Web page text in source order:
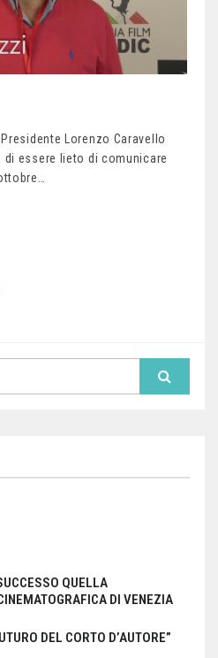
Lorenzo Caravello
di essere lieto di comunicare
QUELLA
DI VENEZIA
DEL CORTO D’AUTORE”